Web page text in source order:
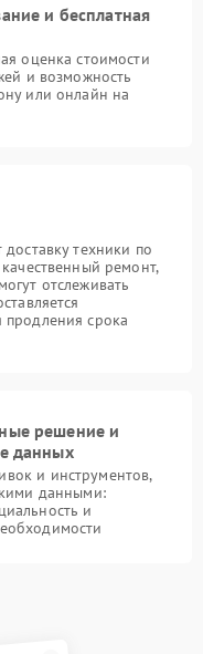
и бесплатная
оценка стоимости
и возможность
или онлайн на
техники по
ремонт,
отслеживать
продления срока
решение и
данных
и инструментов,
данными:
и